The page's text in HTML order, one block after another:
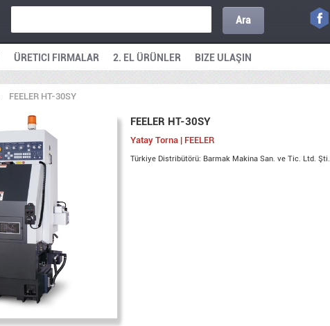
Ara
ÜRETICI FIRMALAR 2. EL ÜRÜNLER BIZE ULAŞIN
FEELER HT-30SY
FEELER HT-30SY
Yatay Torna | FEELER
Türkiye Distribütörü: Barmak Makina San. ve Tic. Ltd. Şti.